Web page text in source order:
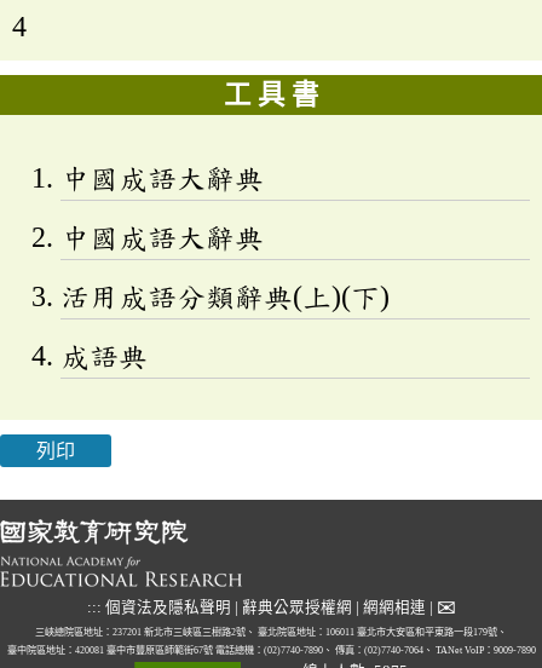
4
工 具 書
中國成語大辭典
中國成語大辭典
活用成語分類辭典(上)(下)
成語典
列印
::: 個資法及隱私聲明 辭典公眾授權網 網網相連 ✉
三峽總院區地址：237201 新北市三峽區三樹路2號、 臺北院區地址：106011 臺北市大安區和平東路一段179號、
臺中院區地址：420081 臺中市豐原區師範街67號 電話總機：(02)7740-7890、 傳真：(02)7740-7064、 TANet VoIP：9009-7890